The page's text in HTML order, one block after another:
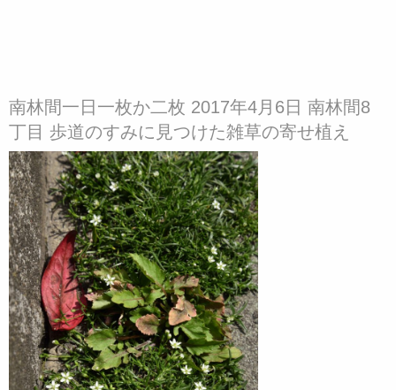
南林間一日一枚か二枚 2017年4月6日 南林間8
丁目 歩道のすみに見つけた雑草の寄せ植え